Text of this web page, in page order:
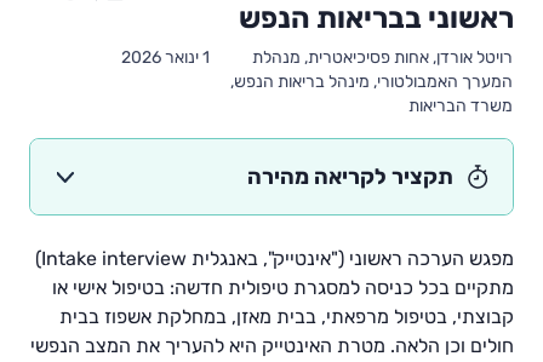
ראשוני בבריאות הנפש
רויטל אורדן, אחות פסיכיאטרית, מנהלת
המערך האמבולטורי, מינהל בריאות הנפש,
משרד הבריאות
1 ינואר 2026
תקציר לקריאה מהירה
מפגש הערכה ראשוני ("אינטייק", באנגלית Intake interview)
מתקיים בכל כניסה למסגרת טיפולית חדשה: בטיפול אישי או
קבוצתי, בטיפול מרפאתי, בבית מאזן, במחלקת אשפוז בבית
חולים וכן הלאה. מטרת האינטייק היא להעריך את המצב הנפשי